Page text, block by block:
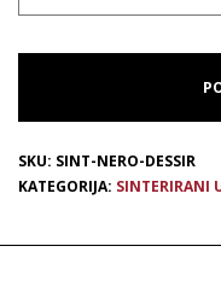
SKU: SINT-NERO-DESSIR
KATEGORIJA: SINTERIRANI